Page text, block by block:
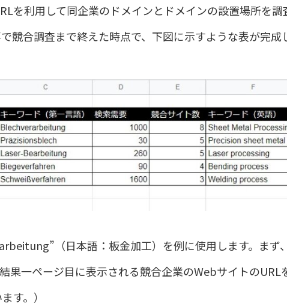
を利用して同企業のドメインとドメインの設置場所を
競合調査まで終えた時点で、下図に示すような表が完成
（日本語：板金加工）を例に使用します。まず
一ページ目に表示される競合企業のWebサイトのURL
す。）